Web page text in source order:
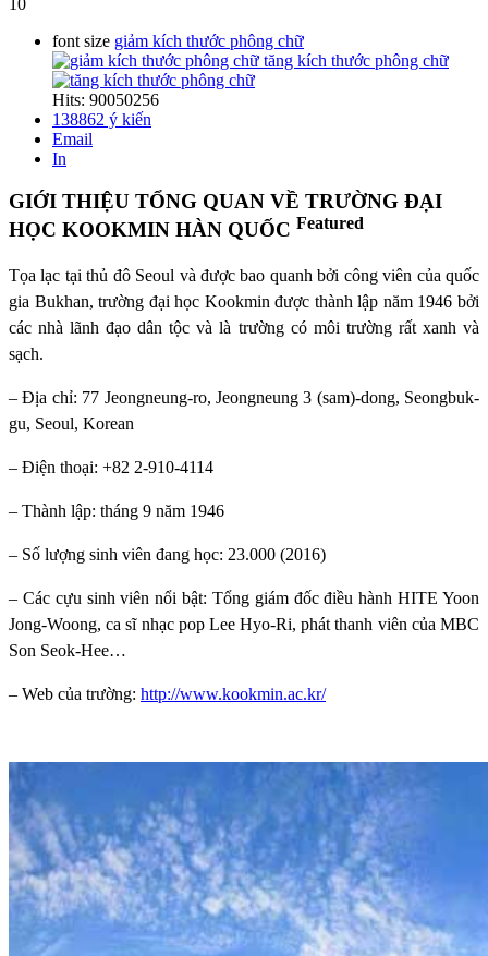
font size giảm kích thước phông chữ
tăng kích thước phông chữ
Hits: 90050256
138862 ý kiến
Email
In
GIỚI THIỆU TỔNG QUAN VỀ TRƯỜNG ĐẠI
HỌC KOOKMIN HÀN QUỐC Featured
Tọa lạc tại thủ đô Seoul và được bao quanh bởi công viên của quốc
gia Bukhan, trường đại học Kookmin được thành lập năm 1946 bởi
các nhà lãnh đạo dân tộc và là trường có môi trường rất xanh và
sạch.
– Địa chỉ: 77 Jeongneung-ro, Jeongneung 3 (sam)-dong, Seongbuk-
gu, Seoul, Korean
– Điện thoại: +82 2-910-4114
– Thành lập: tháng 9 năm 1946
– Số lượng sinh viên đang học: 23.000 (2016)
– Các cựu sinh viên nổi bật: Tổng giám đốc điều hành HITE Yoon
Jong-Woong, ca sĩ nhạc pop Lee Hyo-Ri, phát thanh viên của MBC
Son Seok-Hee…
– Web của trường: http://www.kookmin.ac.kr/